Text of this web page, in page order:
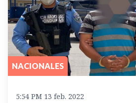
NACIONALES
5:54 PM 13 feb. 2022